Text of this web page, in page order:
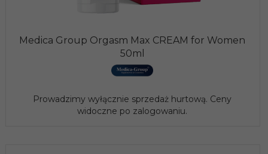
Medica Group Orgasm Max CREAM for Women
50ml
Prowadzimy wyłącznie sprzedaż hurtową. Ceny
widoczne po zalogowaniu.